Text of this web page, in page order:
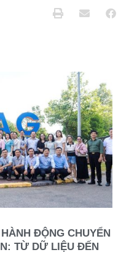
ĐỘNG CHUYỂN
TỪ DỮ LIỆU ĐẾN